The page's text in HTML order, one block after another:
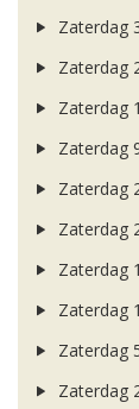
Zaterdag
Zaterdag
Zaterdag
Zaterdag
Zaterdag
Zaterdag
Zaterdag
Zaterdag
Zaterdag
Zaterdag